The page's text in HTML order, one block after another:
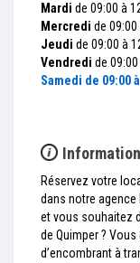
Mardi de 09:00 à
Mercredi de 09:00
Jeudi de 09:00 à
Vendredi de
Samedi de 09:00
Information
Réservez votre
dans notre agence
et vous souhaitez
de Quimper ?
d’encombrant à